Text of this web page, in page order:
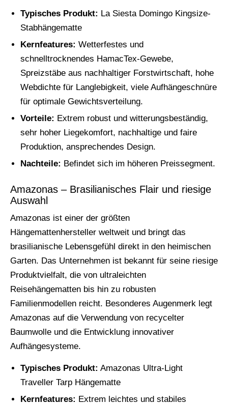
Typisches Produkt: La Siesta Domingo Kingsize-
Stabhängematte
Kernfeatures: Wetterfestes und
schnelltrocknendes HamacTex-Gewebe,
Spreizstäbe aus nachhaltiger Forstwirtschaft, hohe
Webdichte für Langlebigkeit, viele Aufhängeschnüre
für optimale Gewichtsverteilung.
Vorteile: Extrem robust und witterungsbeständig,
sehr hoher Liegekomfort, nachhaltige und faire
Produktion, ansprechendes Design.
Nachteile: Befindet sich im höheren Preissegment.
Amazonas – Brasilianisches Flair und riesige
Auswahl
Amazonas ist einer der größten
Hängemattenhersteller weltweit und bringt das
brasilianische Lebensgefühl direkt in den heimischen
Garten. Das Unternehmen ist bekannt für seine riesige
Produktvielfalt, die von ultraleichten
Reisehängematten bis hin zu robusten
Familienmodellen reicht. Besonderes Augenmerk legt
Amazonas auf die Verwendung von recycelter
Baumwolle und die Entwicklung innovativer
Aufhängesysteme.
Typisches Produkt: Amazonas Ultra-Light
Traveller Tarp Hängematte
Kernfeatures: Extrem leichtes und stabiles